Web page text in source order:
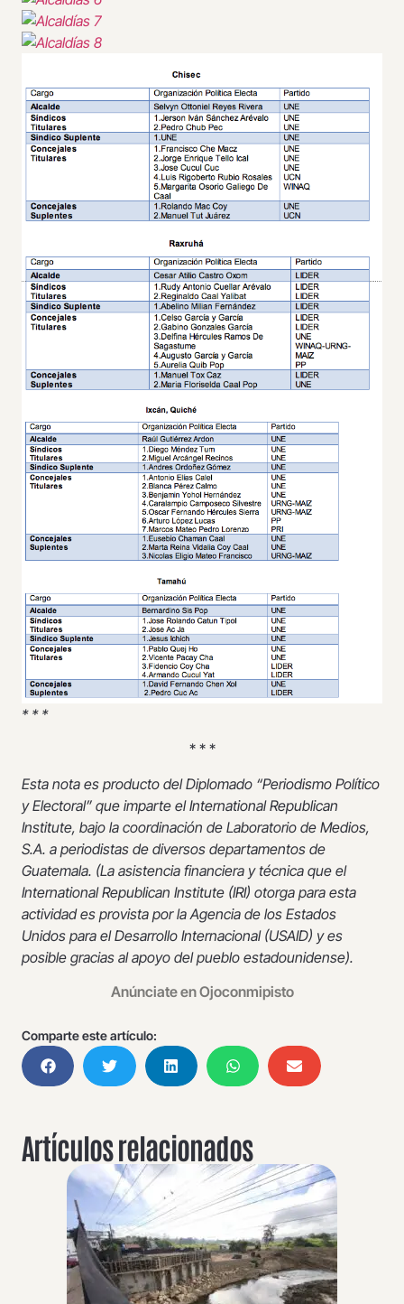
* * *
* * *
Esta nota es producto del Diplomado “Periodismo Político
y Electoral” que imparte el International Republican
Institute, bajo la coordinación de Laboratorio de Medios,
S.A. a periodistas de diversos departamentos de
Guatemala. (La asistencia financiera y técnica que el
International Republican Institute (IRI) otorga para esta
actividad es provista por la Agencia de los Estados
Unidos para el Desarrollo Internacional (USAID) y es
posible gracias al apoyo del pueblo estadounidense).
Anúnciate en Ojoconmipisto
Comparte este artículo:
Artículos relacionados